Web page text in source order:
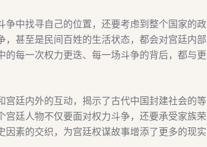
中找寻自己的位置，还要考虑到整个国家的政
甚至是民间百姓的生活状态，都会对宫廷内部
每一次权力更迭、每一场斗争的背后，都与更
廷内外的互动，揭示了古代中国封建社会的等
廷人物不仅要面对权力斗争，还要承受家族荣
素的交织，为宫廷权谋故事增添了更多的现实